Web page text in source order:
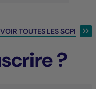
VOIR TOUTES LES SCPI
?